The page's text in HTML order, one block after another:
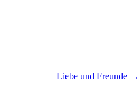
Liebe und Freunde →